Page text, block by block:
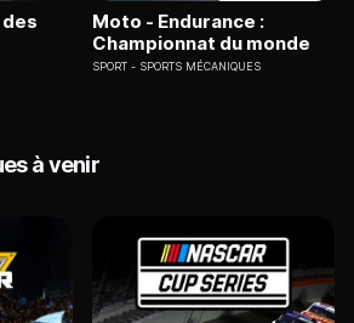
Moto - Endurance :
Championnat du monde
SPORT SPORTS MÉCANIQUES
à venir